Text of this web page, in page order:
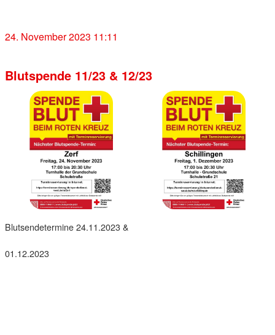
24. November 2023 11:11
Blutspende 11/23 & 12/23
Blutsendetermine 24.11.2023 &
01.12.2023